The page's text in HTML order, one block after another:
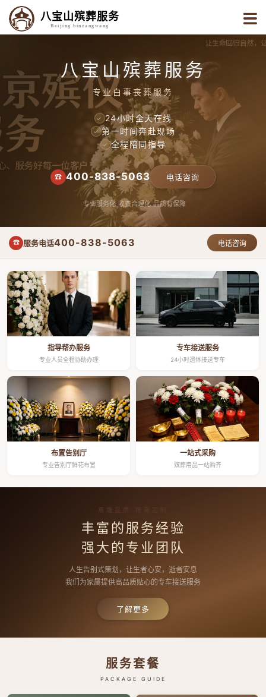
八宝山殡葬服务
Beijing binzangwang
八宝山殡葬服务
专业白事丧葬服务
✓ 24小时全天在线
✓ 第一时间奔赴现场
✓ 全程陪同指导
☎ 400-838-5063 电话咨询
专业服务化 收费合理化 品质有保障
☎ 服务电话400-838-5063 电话咨询
指导帮办服务
专业人员全程协助办理
专车接送服务
24小时遗体接送专车
布置告别厅
专业告别厅鲜花布置
一站式采购
殡葬用品一站购齐
高端品质 按需定制
丰富的服务经验
强大的专业团队
人生告别式策划，让生者心安，逝者安息
我们为家属提供高品质贴心的专车接送服务
了解更多
服务套餐
PACKAGE GUIDE